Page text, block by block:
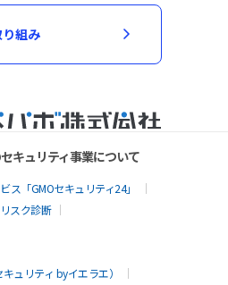
組み
キュリティ事業について
ス「GMOセキュリティ24」
スク診断
ュリティ byイエラエ）